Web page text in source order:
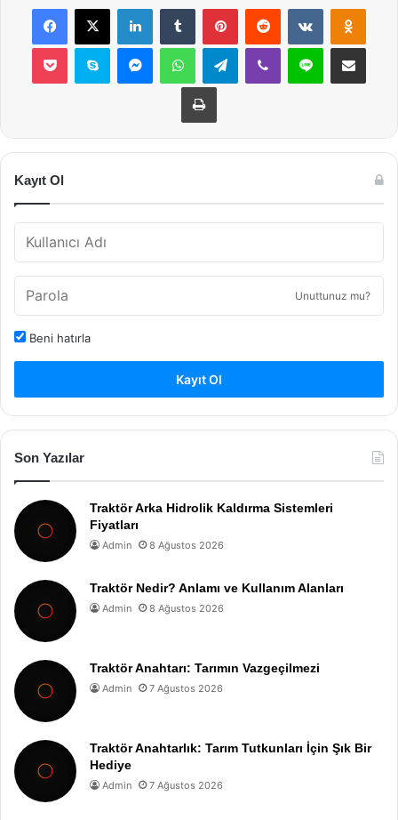
Facebook
X LinkedInTumblr PinterestReddit VKontakte
Pocket Skype MessengerWhatsAppTelegramViber Line E-Posta ile
Yazdır
Kayıt Ol
Unuttunuz mu?
Beni hatırla
Kayıt Ol
Son Yazılar
Traktör Arka Hidrolik Kaldırma Sistemleri
Fiyatları
Admin 8 Ağustos 2026
Traktör Nedir? Anlamı ve Kullanım Alanları
Admin 8 Ağustos 2026
Traktör Anahtarı: Tarımın Vazgeçilmezi
Admin 7 Ağustos 2026
Traktör Anahtarlık: Tarım Tutkunları İçin Şık Bir
Hediye
Admin 7 Ağustos 2026